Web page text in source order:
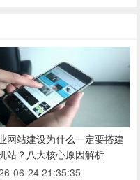
网站建设为什么一定要搭建
站？八大核心原因解析
06-24 21:35:35